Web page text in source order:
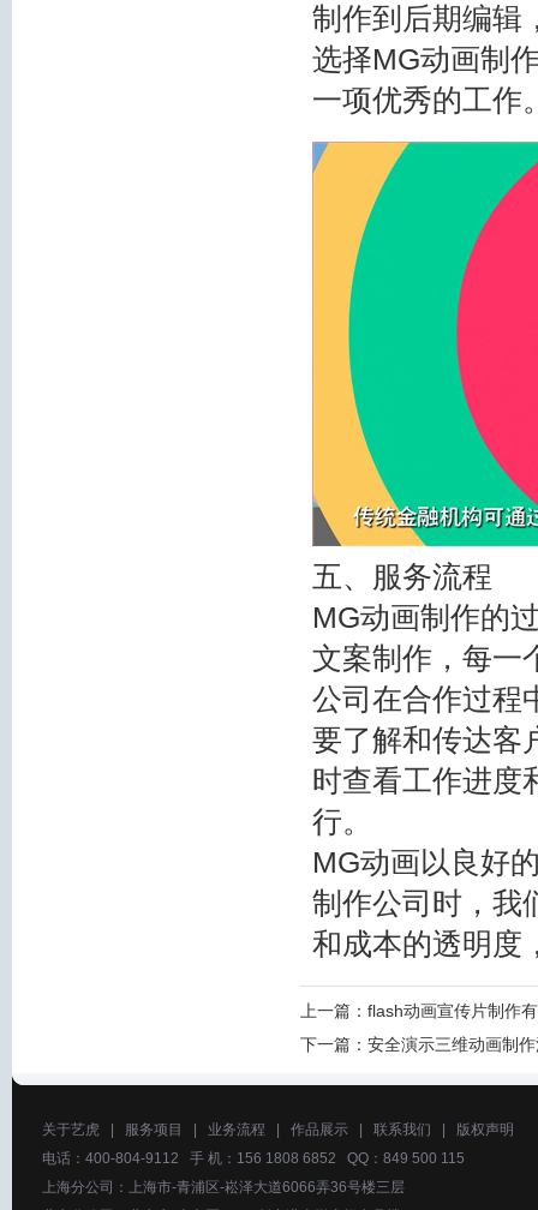
制作到后期编辑
选择MG动画制
一项优秀的工作
五、服务流程
MG动画制作的
文案制作，每一
公司在合作过程
要了解和传达客
时查看工作进度
行。
MG动画以良好
制作公司时，我
和成本的透明度
上一篇： flash动画宣传片制作
下一篇： 安全演示三维动画制
关于艺虎 服务项目 业务流程 作品展示 联系我们
版权声明
电话：400-804-9112 手 机：156 1808 6852 QQ：849 500 115
上海分公司：上海市-青浦区-崧泽大道6066弄36号楼三层